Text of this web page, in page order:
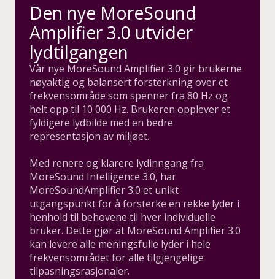
Den nye MoreSound
Amplifier 3.0 utvider
lydtilgangen
Vår nye MoreSound Amplifier 3.0 gir brukerne
nøyaktig og balansert forsterkning over et
frekvensområde som spenner fra 80 Hz og
helt opp til 10 000 Hz. Brukeren opplever et
fyldigere lydbilde med en bedre
representasjon av miljøet.
Med renere og klarere lydinngang fra
MoreSound Intelligence 3.0, har
MoreSoundAmplifier 3.0 et unikt
utgangspunkt for å forsterke en rekke lyder i
henhold til behovene til hver individuelle
bruker. Dette gjør at MoreSound Amplifier 3.0
kan levere alle meningsfulle lyder i hele
frekvensområdet for alle tilgjengelige
tilpasningsrasjonaler.